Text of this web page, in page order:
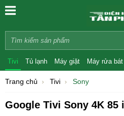
Tivi Tủ lạnh Máy giặt Máy rửa bát
Trang chủ Tivi Sony
Google Tivi Sony 4K 85